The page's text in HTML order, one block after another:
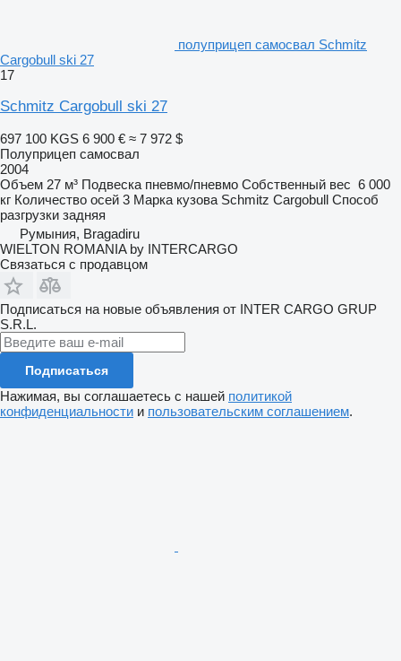
полуприцеп самосвал Schmitz
Cargobull ski 27
17
Schmitz Cargobull ski 27
697 100 KGS 6 900 € ≈ 7 972 $
Полуприцеп самосвал
2004
Объем 27 м³ Подвеска пневмо/пневмо Собственный вес 6 000
кг Количество осей 3 Марка кузова Schmitz Cargobull Способ
разгрузки задняя
Румыния, Bragadiru
WIELTON ROMANIA by INTERCARGO
Связаться с продавцом
Подписаться на новые объявления от INTER CARGO GRUP
S.R.L.
Подписаться
Нажимая, вы соглашаетесь с нашей политикой
конфиденциальности и пользовательским соглашением.